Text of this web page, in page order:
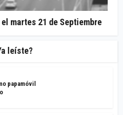
martes 21 de Septiembre
leíste?
papamóvil